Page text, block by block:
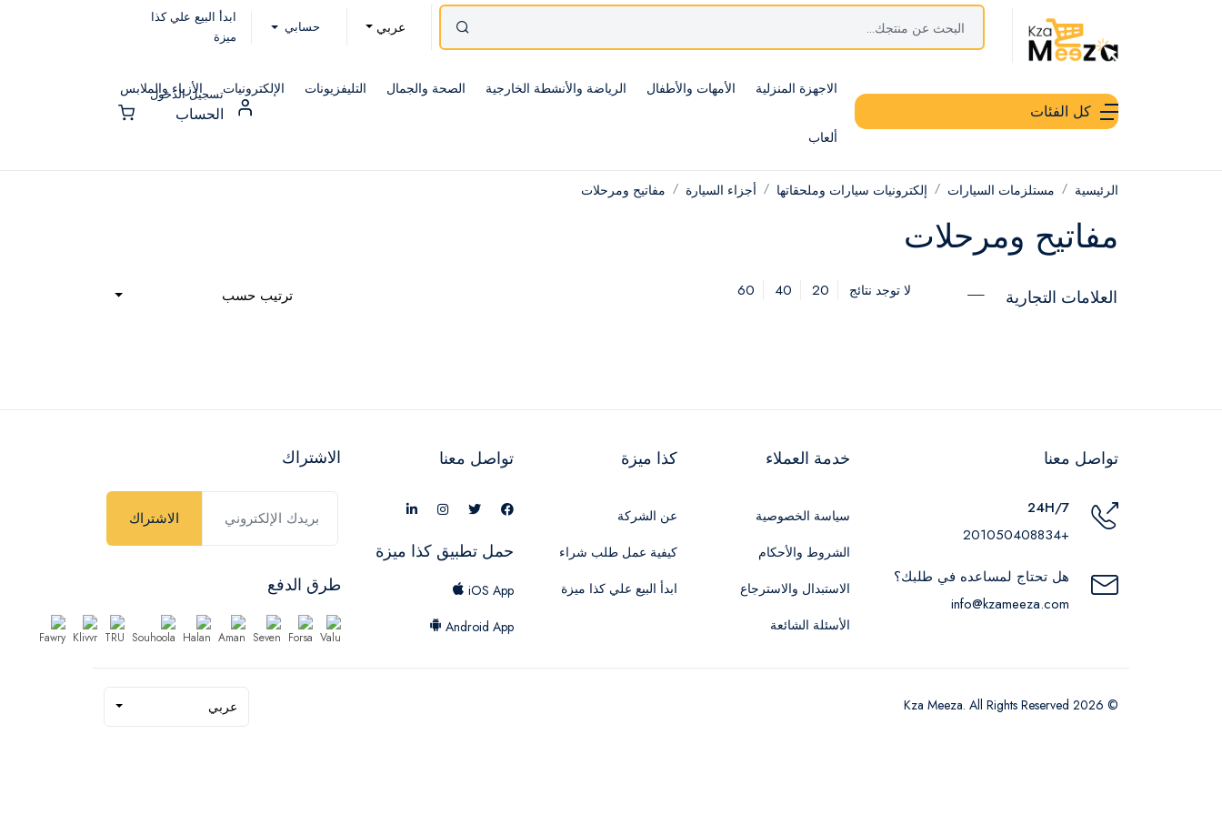
عربي حسابي
ابدأ البيع علي كذا
ميزة
كل الفئات
الاجهزة المنزلية الأمهات والأطفال الرياضة والأنشطة الخارجية الصحة والجمال التليفزيونات الإلكترونيات الأزياء والملابس
ألعاب
تسجيل الدخول
الحساب
الرئيسية مستلزمات السيارات إلكترونيات سيارات وملحقاتها أجزاء السيارة مفاتيح ومرحلات
مفاتيح ومرحلات
العلامات التجارية لا توجد نتائج 20
40
60 ترتيب حسب
تواصل معنا
24H/7
+201050408834
هل تحتاج لمساعده في طلبك؟
info@kzameeza.com
خدمة العملاء
سياسة الخصوصية
الشروط والأحكام
الاستبدال والاسترجاع
الأسئلة الشائعة
كذا ميزة
عن الشركة
كيفية عمل طلب شراء
ابدأ البيع علي كذا ميزة
تواصل معنا
حمل تطبيق كذا ميزة
iOS App
Android App
الاشتراك
الاشتراك
طرق الدفع
© 2026 Kza Meeza. All Rights Reserved عربي